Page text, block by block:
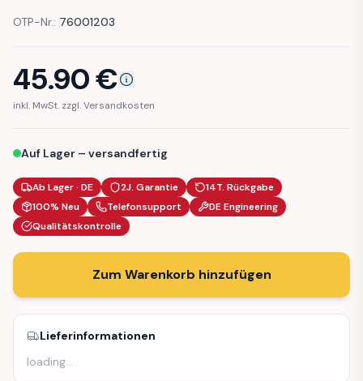
OTP-Nr.: 76001203
45.90€
inkl. MwSt. zzgl. Versandkosten
Auf Lager – versandfertig
Ab Lager · DE 2J. Garantie
14T. Rückgabe
100% Neu
Telefonsupport
DE Engineering
Qualitätskontrolle
Zum Warenkorb hinzufügen
Lieferinformationen
loading…